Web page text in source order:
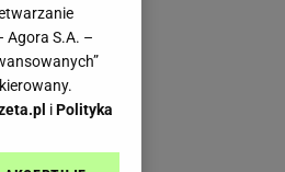
Agora S.A. –
iPolityka